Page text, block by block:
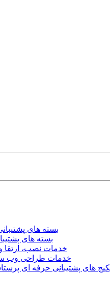
بسته های
بسته های
خدمات نصب، ارتقا
خدمات طراحی وب
های پشتیبانی حرفه ای